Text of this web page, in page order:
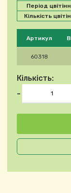
Будь ласка,
Артикул
60318
Кількість:
-
Період
Кількість